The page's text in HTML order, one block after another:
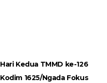
Hari Kedua TMMD ke-126
Kodim 1625/Ngada Fokus